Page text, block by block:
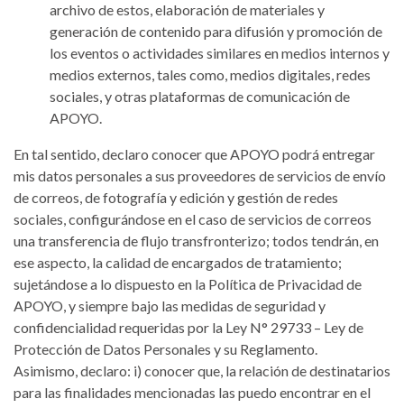
archivo de estos, elaboración de materiales y
generación de contenido para difusión y promoción de
los eventos o actividades similares en medios internos y
medios externos, tales como, medios digitales, redes
sociales, y otras plataformas de comunicación de
APOYO.
En tal sentido, declaro conocer que APOYO podrá entregar
mis datos personales a sus proveedores de servicios de envío
de correos, de fotografía y edición y gestión de redes
sociales, configurándose en el caso de servicios de correos
una transferencia de flujo transfronterizo; todos tendrán, en
ese aspecto, la calidad de encargados de tratamiento;
sujetándose a lo dispuesto en la Política de Privacidad de
APOYO, y siempre bajo las medidas de seguridad y
confidencialidad requeridas por la Ley N° 29733 – Ley de
Protección de Datos Personales y su Reglamento.
Asimismo, declaro: i) conocer que, la relación de destinatarios
para las finalidades mencionadas las puedo encontrar en el